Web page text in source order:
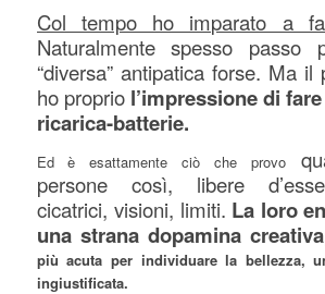
Col tempo ho imparato a
Naturalmente spesso passo
“diversa” antipatica forse. Ma il
ho proprio l’impressione di
ricarica-batterie.
Ed è esattamente ciò che provo
persone così, libere
cicatrici, visioni, limiti. La loro
una strana dopamina
più acuta per individuare la bellezza,
ingiustificata.